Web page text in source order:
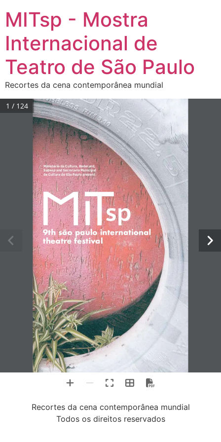
MITsp - Mostra
Internacional de
Teatro de São Paulo
Recortes da cena contemporânea mundial
Ministério da Cultura, Redecard,
Sabesp and Secretaria Municipal
de Cultura de São Paulo present
9th são paulo international
theatre festival
1 / 124
Recortes da cena contemporânea mundial
Todos os direitos reservados